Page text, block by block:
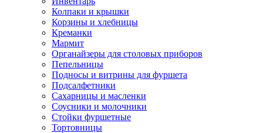
Колпаки и крышки
Корзины и хлебницы
Креманки
Мармит
Органайзеры для столовых приборов
Пепельницы
Подносы и витрины для фуршета
Подсалфетники
Сахарницы и масленки
Соусники и молочники
Стойки фуршетные
Тортовницы